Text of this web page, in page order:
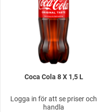
Coca Cola 8 X 1,5 L
Logga in för att se priser och
handla